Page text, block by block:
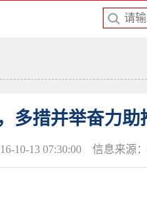
多措并举奋力助
10-13 07:30:00 信息来源